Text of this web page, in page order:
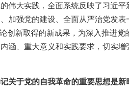
伟大实践，全面系统反映了习近
加强党的建设、全面从严治党发
创新取得的新成果，为深入推进
涵、重大意义和实践要求，切实
关于党的自我革命的重要思想是